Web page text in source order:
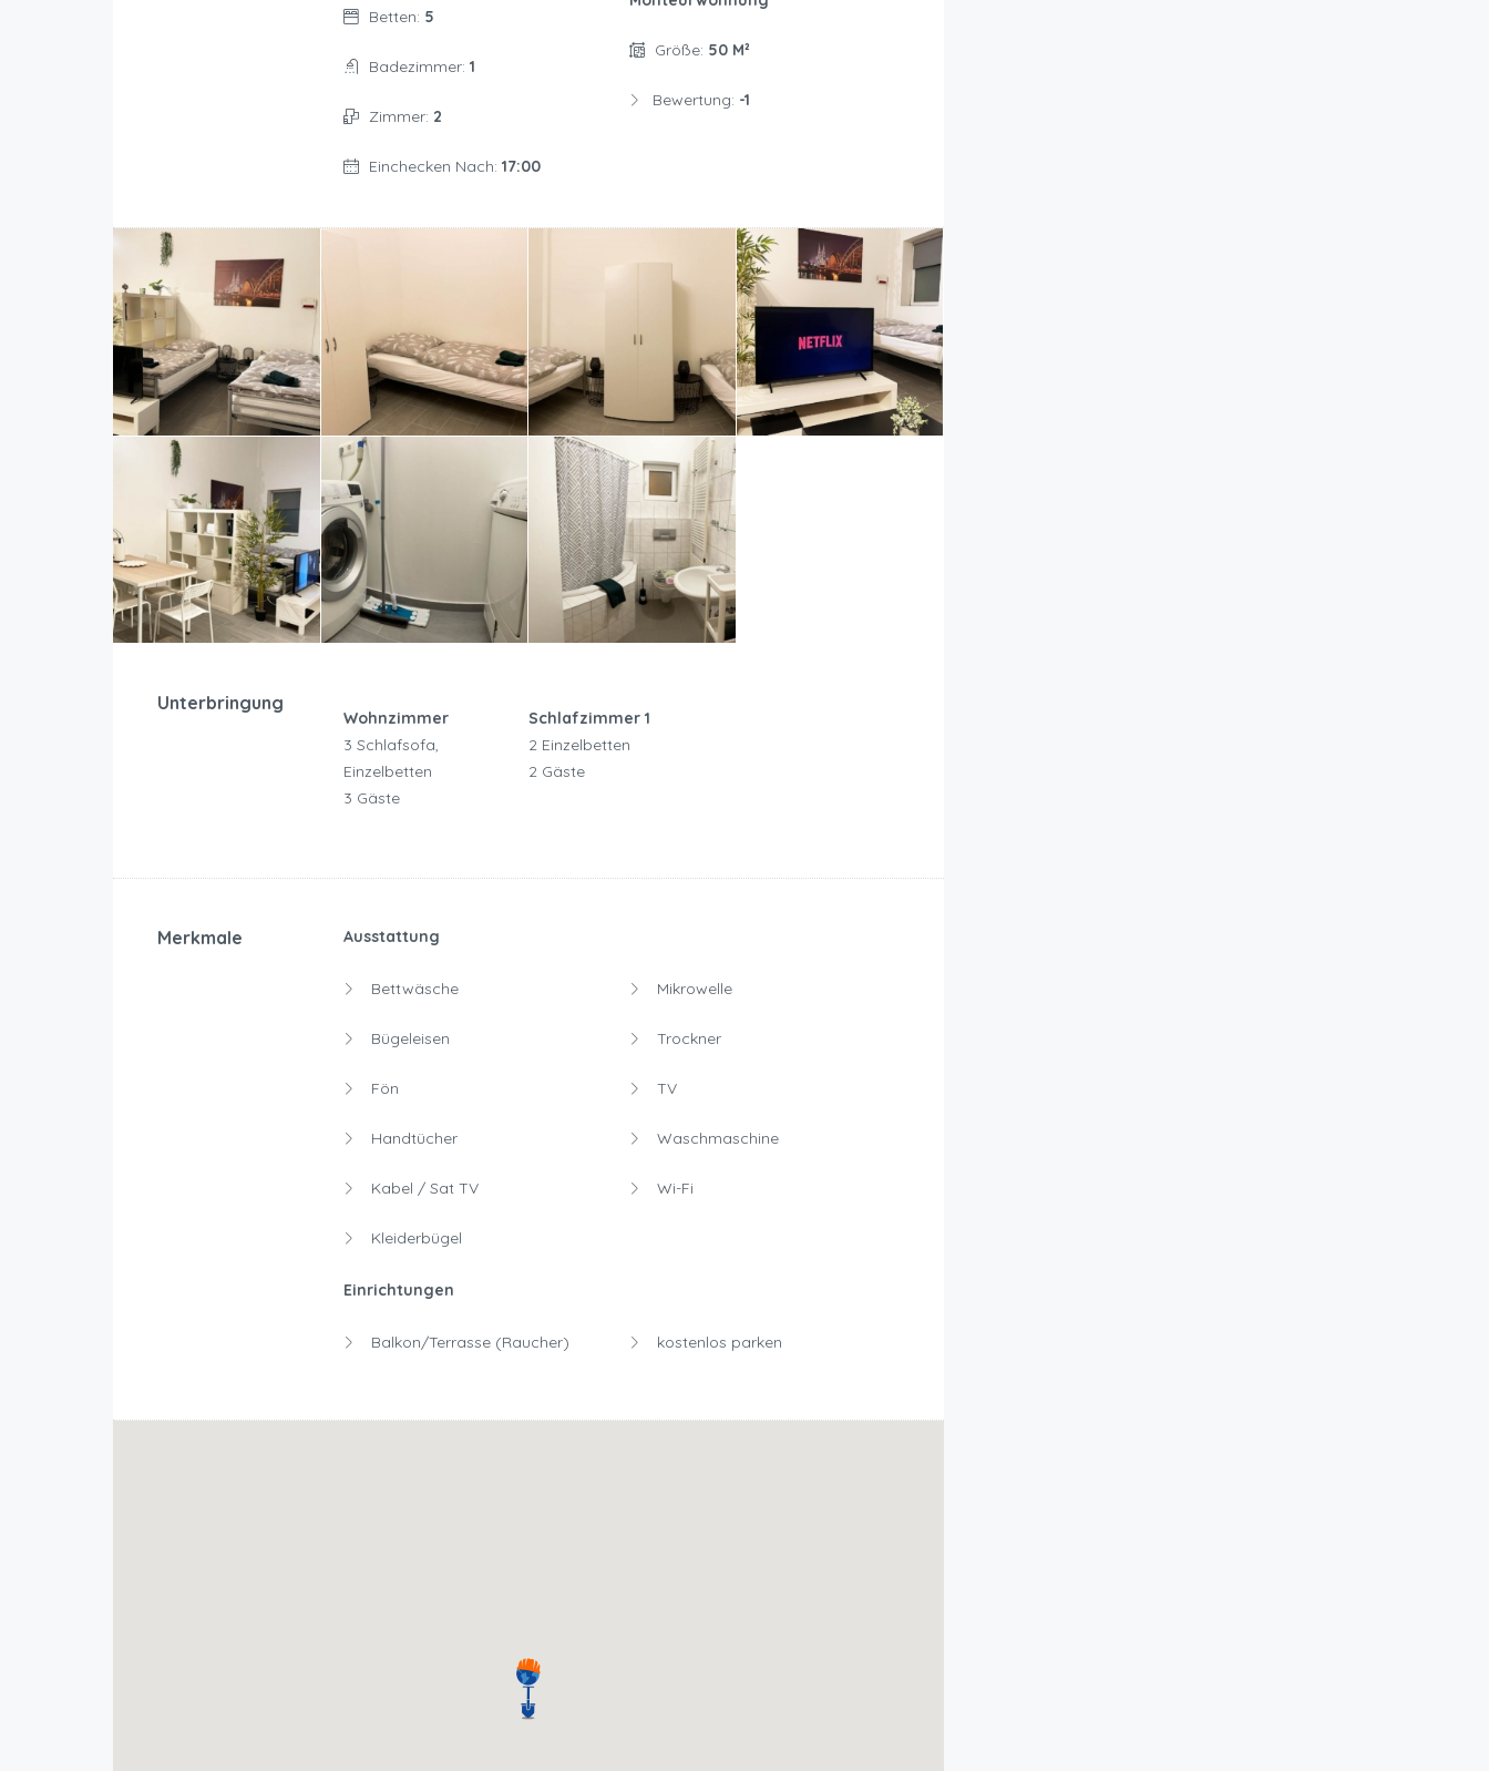
Betten: 5
Badezimmer: 1
Zimmer: 2
Einchecken Nach: 17:00
Größe: 50 M²
Bewertung: -1
Unterbringung
Wohnzimmer
3 Schlafsofa,
Einzelbetten
3 Gäste
Schlafzimmer 1
2 Einzelbetten
2 Gäste
Merkmale Ausstattung
Bettwäsche
Bügeleisen
Fön
Handtücher
Kabel / Sat TV
Kleiderbügel
Mikrowelle
Trockner
TV
Waschmaschine
Wi-Fi
Einrichtungen
Balkon/Terrasse (Raucher) kostenlos parken